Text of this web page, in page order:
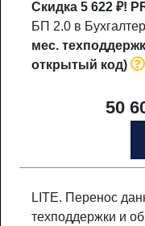
Скидка 5 622 ₽!
БП 2.0 в
мес.
открытый код)
50
LITE. Перенос
техподдержки и